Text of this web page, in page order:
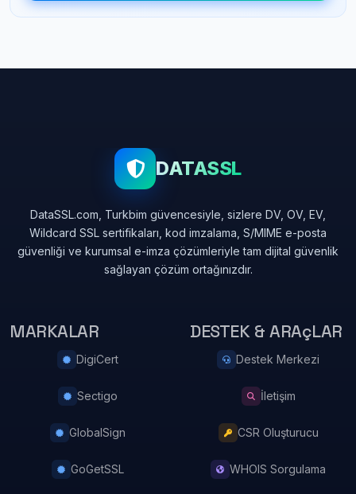
DATASSL
DataSSL.com, Turkbim güvencesiyle, sizlere DV, OV, EV,
Wildcard SSL sertifikaları, kod imzalama, S/MIME e-posta
güvenliği ve kurumsal e-imza çözümleriyle tam dijital güvenlik
sağlayan çözüm ortağınızdır.
MARKALAR
DigiCert
Sectigo
GlobalSign
GoGetSSL
DESTEK & ARAçLAR
Destek Merkezi
İletişim
CSR Oluşturucu
WHOIS Sorgulama